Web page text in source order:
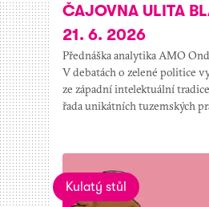
ČAJOVNA ULITA
21. 6. 2026
Přednáška analytika AMO
V debatách o zelené politice
ze západní intelektuální
řada unikátních tuzemských
Kulatý stůl